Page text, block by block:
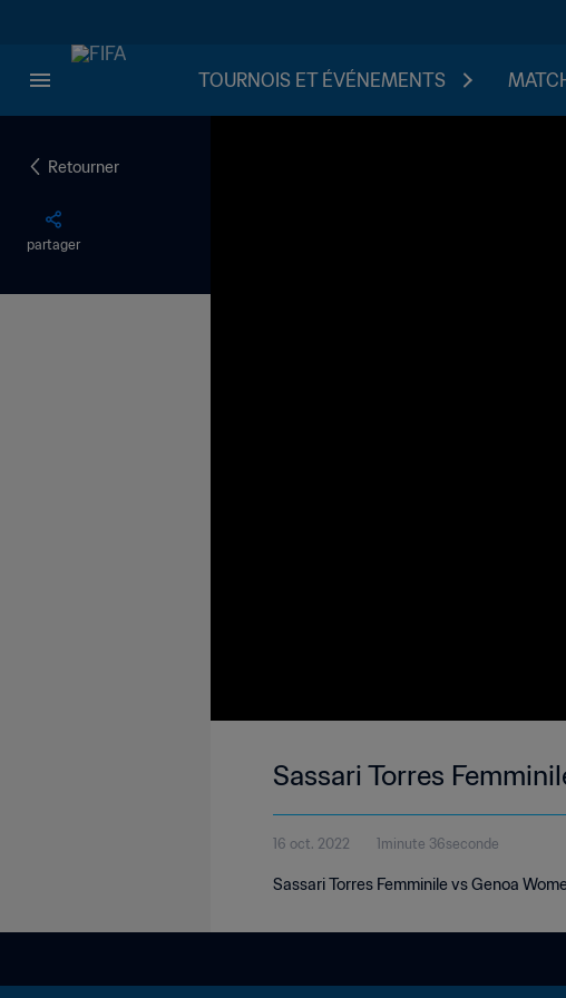
TOURNOIS ET ÉVÉNEMENTS
Retourner
partager
Sassari Torres
16 oct. 2022 1minute 36seconde
Sassari Torres Femminile vs Genoa